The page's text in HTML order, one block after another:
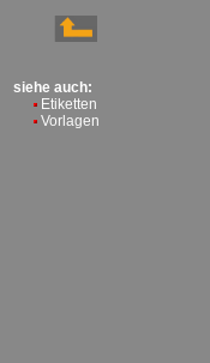
siehe auch:
Etiketten
Vorlagen